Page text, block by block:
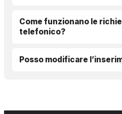
Come funzionano le
telefonico?
Posso modificare